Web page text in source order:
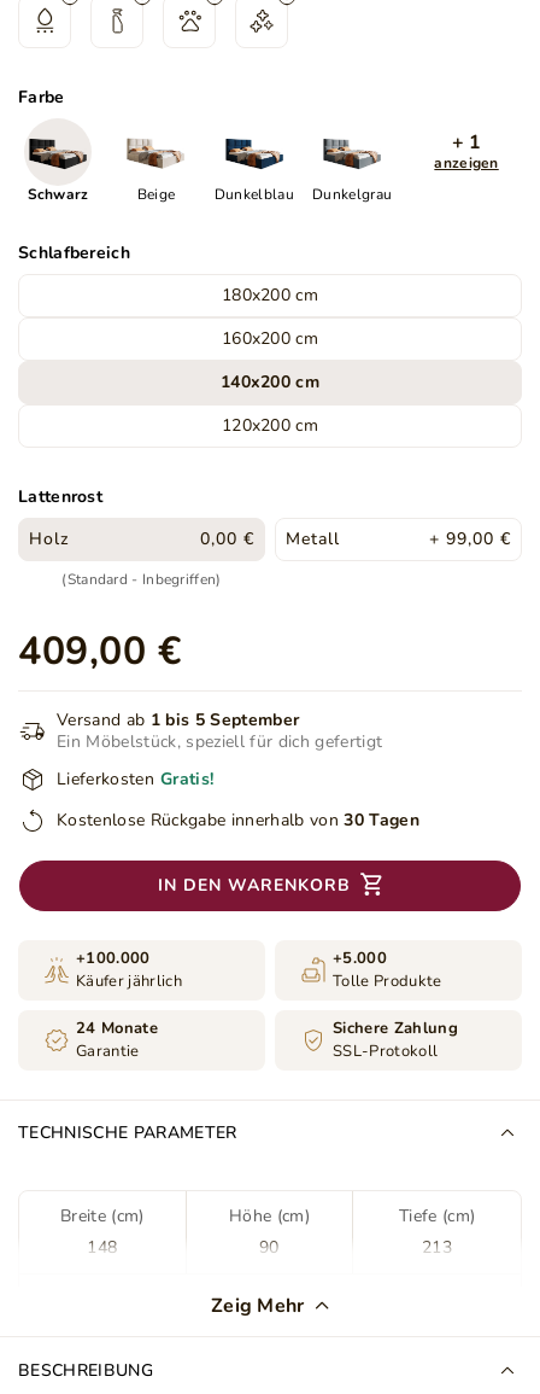
Farbe
Schwarz Beige Dunkelblau Dunkelgrau
+ 1
anzeigen
Schlafbereich
180x200 cm
160x200 cm
140x200 cm
120x200 cm
Lattenrost
Holz
0,00 €
(Standard - Inbegriffen)
Metall + 99,00 €
409,00 €
Versand ab 1 bis 5 September
Ein Möbelstück, speziell für dich gefertigt
Lieferkosten Gratis!
Kostenlose Rückgabe innerhalb von 30 Tagen
IN DEN WARENKORB
+100.000
Käufer jährlich
+5.000
Tolle Produkte
24 Monate
Garantie
Sichere Zahlung
SSL-Protokoll
TECHNISCHE PARAMETER
Breite (cm)
148
Höhe (cm)
90
Tiefe (cm)
213
Schwarz
Zeig Mehr
BESCHREIBUNG